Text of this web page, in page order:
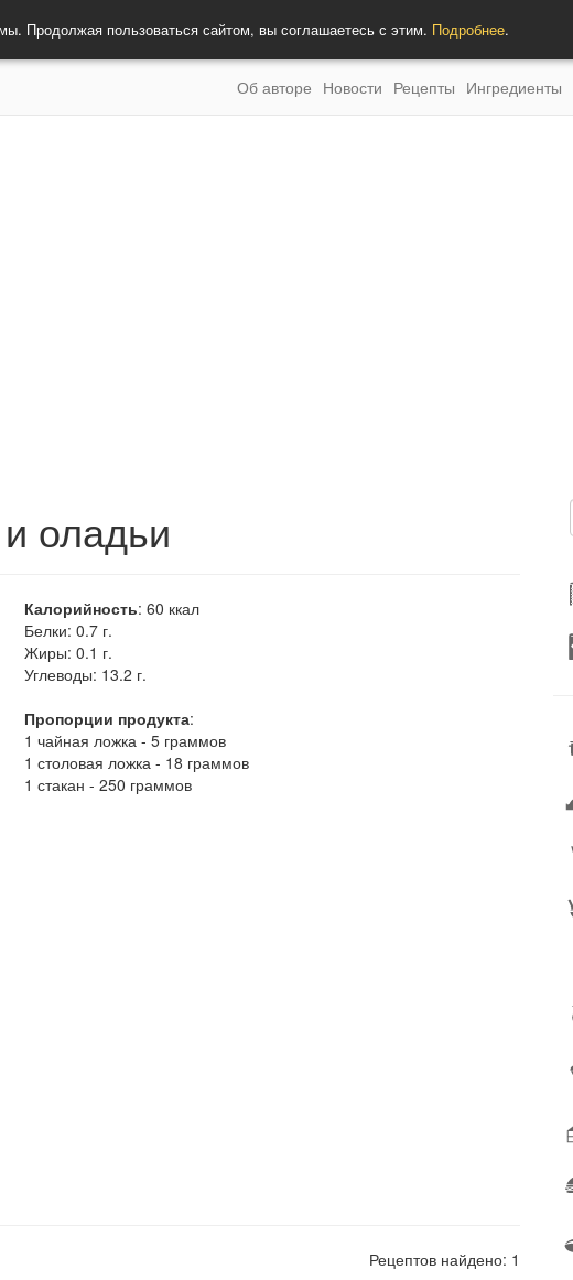
Продолжая пользоваться сайтом, вы соглашаетесь с этим. Подробнее.
Об авторе Новости Рецепты Ингредиенты
оладьи
Калорийность: 60 ккал
Белки: 0.7 г.
Жиры: 0.1 г.
Углеводы: 13.2 г.
Пропорции продукта:
1 чайная ложка - 5 граммов
1 столовая ложка - 18 граммов
1 стакан - 250 граммов
Рецептов найдено: 1